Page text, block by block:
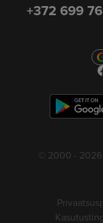
+372 699
© 2000 -